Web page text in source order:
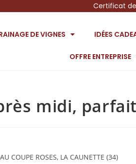
Certificat de
DE VIGNES IDÉES
OFFRE ENTREPRISE
midi,
COUPE ROSES, LA CAUNETTE (34)